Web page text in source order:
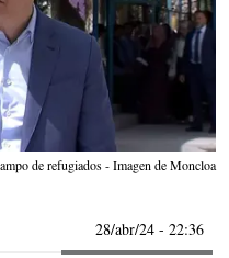
de refugiados - Imagen de Moncloa
28/abr/24 - 22:36